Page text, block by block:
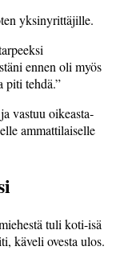
yksinyrittäjille.
ennen oli myös
piti tehdä.”
vastuu oikeasta­
ammatti­laiselle
tuli koti-isä
käveli ovesta ulos.